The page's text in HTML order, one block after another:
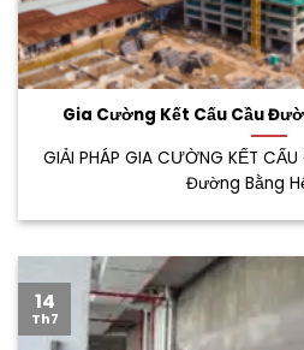
Gia Cường Kết Cấu Cầu
GIẢI PHÁP GIA CƯỜNG KẾT
Đường Bằng
14
Th7